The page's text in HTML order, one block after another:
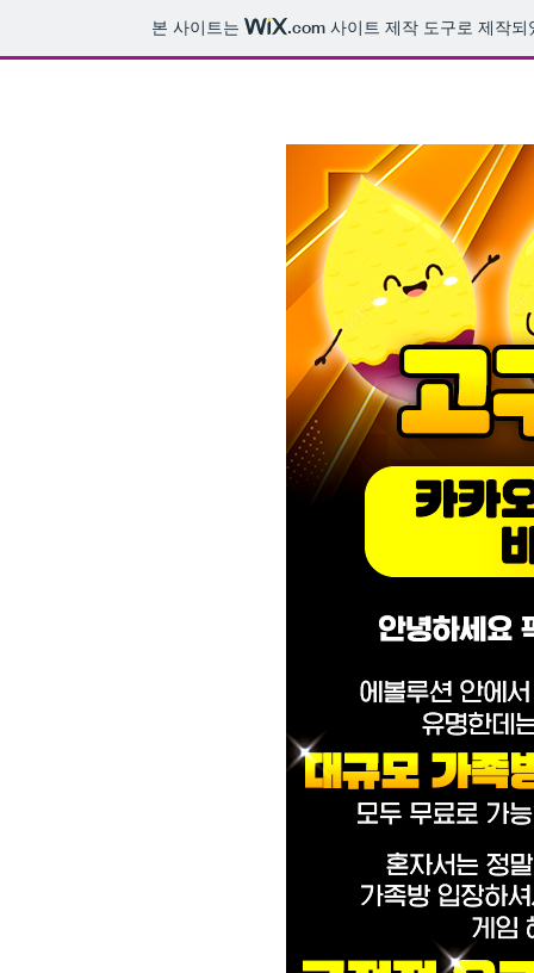
본 사이트는 .com 사이트 제작 도구로 제작